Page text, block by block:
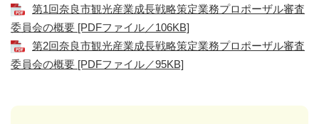
第1回奈良市観光産業成長戦略策定業務プロポーザル審査
委員会の概要 [PDFファイル／106KB]
第2回奈良市観光産業成長戦略策定業務プロポーザル審査
委員会の概要 [PDFファイル／95KB]